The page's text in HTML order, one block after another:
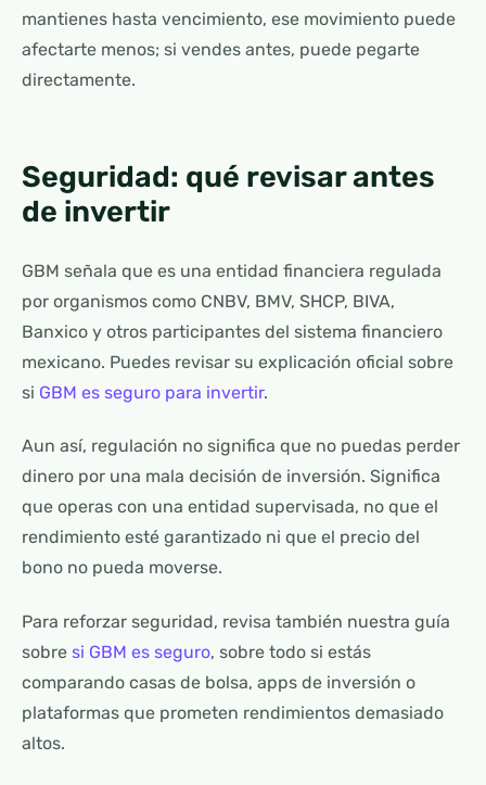
mantienes hasta vencimiento, ese movimiento puede
afectarte menos; si vendes antes, puede pegarte
directamente.
Seguridad: qué revisar antes
de invertir
GBM señala que es una entidad financiera regulada
por organismos como CNBV, BMV, SHCP, BIVA,
Banxico y otros participantes del sistema financiero
mexicano. Puedes revisar su explicación oficial sobre
si GBM es seguro para invertir.
Aun así, regulación no significa que no puedas perder
dinero por una mala decisión de inversión. Significa
que operas con una entidad supervisada, no que el
rendimiento esté garantizado ni que el precio del
bono no pueda moverse.
Para reforzar seguridad, revisa también nuestra guía
sobre si GBM es seguro, sobre todo si estás
comparando casas de bolsa, apps de inversión o
plataformas que prometen rendimientos demasiado
altos.